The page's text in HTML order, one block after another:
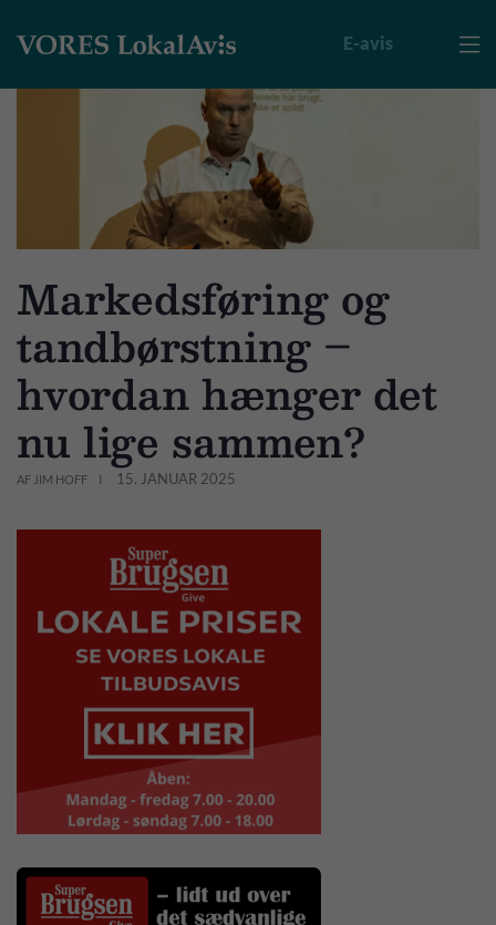

E-avis
Markedsføring og
tandbørstning –
hvordan hænger det
nu lige sammen?
AF JIM HOFF 15. JANUAR 2025